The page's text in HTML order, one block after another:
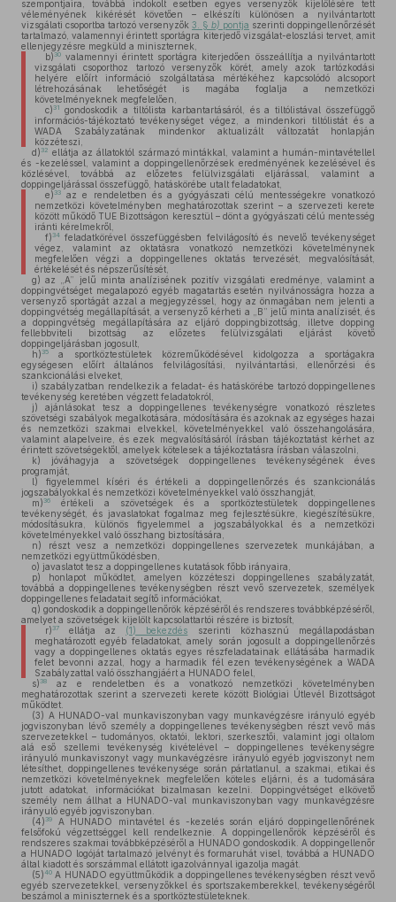
szempontjaira, továbbá indokolt esetben egyes versenyzők kijelölésére tett
véleményének kikérését követően – elkészíti különösen a nyilvántartott
vizsgálati csoportba tartozó versenyzők 3. § b) pontja szerinti doppingellenőrzését
tartalmazó, valamennyi érintett sportágra kiterjedő vizsgálat-eloszlási tervet, amit
ellenjegyzésre megküld a miniszternek,
b) 30valamennyi érintett sportágra kiterjedően összeállítja a nyilvántartott
vizsgálati csoporthoz tartozó versenyzők körét, amely azok tartózkodási
helyére előírt információ szolgáltatása mértékéhez kapcsolódó alcsoport
létrehozásának lehetőségét is magába foglalja a nemzetközi
követelményeknek megfelelően,
c) 31
gondoskodik a tiltólista karbantartásáról, és a tiltólistával összefüggő
információs-tájékoztató tevékenységet végez, a mindenkori tiltólistát és a
WADA Szabályzatának mindenkor aktualizált változatát honlapján
közzéteszi,
d) 32 ellátja az állatoktól származó mintákkal, valamint a humán-mintavétellel
és -kezeléssel, valamint a doppingellenőrzések eredményének kezelésével és
közlésével, továbbá az előzetes felülvizsgálati eljárással, valamint a
doppingeljárással összefüggő, hatáskörébe utalt feladatokat,
e) 33az e rendeletben és a gyógyászati célú mentességekre vonatkozó
nemzetközi követelményben meghatározottak szerint – a szervezeti kerete
között működő TUE Bizottságon keresztül – dönt a gyógyászati célú mentesség
iránti kérelmekről,
f) 34feladatkörével összefüggésben felvilágosító és nevelő tevékenységet
végez, valamint az oktatásra vonatkozó nemzetközi követelménynek
megfelelően végzi a doppingellenes oktatás tervezését, megvalósítását,
értékelését és népszerűsítését,
g) az „A” jelű minta analízisének pozitív vizsgálati eredménye, valamint a
doppingvétséget megalapozó egyéb magatartás esetén nyilvánosságra hozza a
versenyző sportágát azzal a megjegyzéssel, hogy az önmagában nem jelenti a
doppingvétség megállapítását, a versenyző kérheti a „B” jelű minta analízisét, és
a doppingvétség megállapítására az eljáró doppingbizottság, illetve dopping
fellebbviteli bizottság az előzetes felülvizsgálati eljárást követő
doppingeljárásban jogosult,
h) 35
a sportköztestületek közreműködésével kidolgozza a sportágakra
egységesen előírt általános felvilágosítási, nyilvántartási, ellenőrzési és
szankcionálási elveket,
i) szabályzatban rendelkezik a feladat- és hatáskörébe tartozó doppingellenes
tevékenység keretében végzett feladatokról,
j) ajánlásokat tesz a doppingellenes tevékenységre vonatkozó részletes
szövetségi szabályok megalkotására, módosítására és azoknak az egységes hazai
és nemzetközi szakmai elvekkel, követelményekkel való összehangolására,
valamint alapelveire, és ezek megvalósításáról írásban tájékoztatást kérhet az
érintett szövetségektől, amelyek kötelesek a tájékoztatásra írásban válaszolni,
k) jóváhagyja a szövetségek doppingellenes tevékenységének éves
programját,
l) figyelemmel kíséri és értékeli a doppingellenőrzés és szankcionálás
jogszabályokkal és nemzetközi követelményekkel való összhangját,
m) 36
értékeli a szövetségek és a sportköztestületek doppingellenes
tevékenységét, és javaslatokat fogalmaz meg fejlesztésükre, kiegészítésükre,
módosításukra, különös figyelemmel a jogszabályokkal és a nemzetközi
követelményekkel való összhang biztosítására,
n) részt vesz a nemzetközi doppingellenes szervezetek munkájában, a
nemzetközi együttműködésben,
o) javaslatot tesz a doppingellenes kutatások főbb irányaira,
p) honlapot működtet, amelyen közzéteszi doppingellenes szabályzatát,
továbbá a doppingellenes tevékenységben részt vevő szervezetek, személyek
doppingellenes feladatait segítő információkat,
q) gondoskodik a doppingellenőrök képzéséről és rendszeres továbbképzéséről,
amelyet a szövetségek kijelölt kapcsolattartói részére is biztosít,
r) 37ellátja az (1) bekezdés szerinti közhasznú megállapodásban
meghatározott egyéb feladatokat, amely során jogosult a doppingellenőrzés
vagy a doppingellenes oktatás egyes részfeladatainak ellátásába harmadik
felet bevonni azzal, hogy a harmadik fél ezen tevékenységének a WADA
Szabályzattal való összhangjáért a HUNADO felel,
s) 38
az e rendeletben és a vonatkozó nemzetközi követelményben
meghatározottak szerint a szervezeti kerete között Biológiai Útlevél Bizottságot
működtet.
(3) A HUNADO-val munkaviszonyban vagy munkavégzésre irányuló egyéb
jogviszonyban lévő személy a doppingellenes tevékenységben részt vevő más
szervezetekkel – tudományos, oktatói, lektori, szerkesztői, valamint jogi oltalom
alá eső szellemi tevékenység kivételével – doppingellenes tevékenységre
irányuló munkaviszonyt vagy munkavégzésre irányuló egyéb jogviszonyt nem
létesíthet, doppingellenes tevékenysége során pártatlanul, a szakmai, etikai és
nemzetközi követelményeknek megfelelően köteles eljárni, és a tudomására
jutott adatokat, információkat bizalmasan kezelni. Doppingvétséget elkövető
személy nem állhat a HUNADO-val munkaviszonyban vagy munkavégzésre
irányuló egyéb jogviszonyban.
(4) 39
A HUNADO mintavétel és -kezelés során eljáró doppingellenőrének
felsőfokú végzettséggel kell rendelkeznie. A doppingellenőrök képzéséről és
rendszeres szakmai továbbképzéséről a HUNADO gondoskodik. A doppingellenőr
a HUNADO logóját tartalmazó jelvényt és formaruhát visel, továbbá a HUNADO
által kiadott és sorszámmal ellátott igazolvánnyal igazolja magát.
(5)40 A HUNADO együttműködik a doppingellenes tevékenységben részt vevő
egyéb szervezetekkel, versenyzőkkel és sportszakemberekkel, tevékenységéről
beszámol a miniszternek és a sportköztestületeknek.